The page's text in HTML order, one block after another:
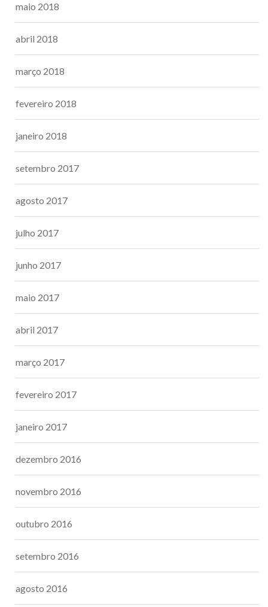
maio 2018
abril 2018
março 2018
fevereiro 2018
janeiro 2018
setembro 2017
agosto 2017
julho 2017
junho 2017
maio 2017
abril 2017
março 2017
fevereiro 2017
janeiro 2017
dezembro 2016
novembro 2016
outubro 2016
setembro 2016
agosto 2016